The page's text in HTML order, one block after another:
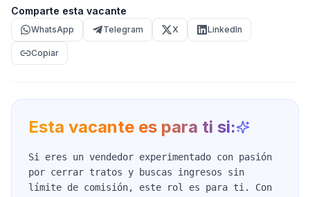
Comparte esta vacante
WhatsApp Telegram X LinkedIn
Copiar
Esta vacante es para ti si:
Si eres un vendedor experimentado con pasión
por cerrar tratos y buscas ingresos sin
límite de comisión, este rol es para ti. Con